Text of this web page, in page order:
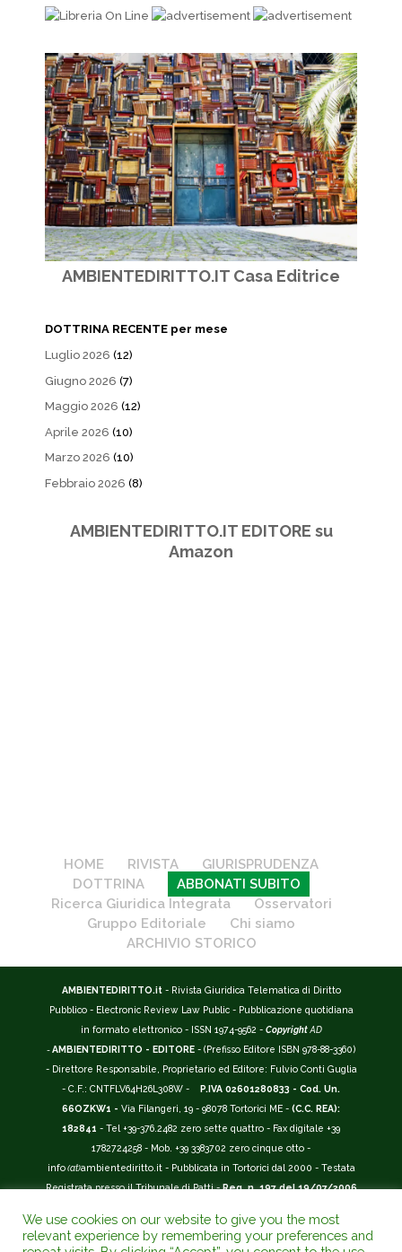
AMBIENTEDIRITTO.IT Casa Editrice
DOTTRINA RECENTE per mese
Luglio 2026 (12)
Giugno 2026 (7)
Maggio 2026 (12)
Aprile 2026 (10)
Marzo 2026 (10)
Febbraio 2026 (8)
AMBIENTEDIRITTO.IT EDITORE su
Amazon
HOME RIVISTA
GIURISPRUDENZA
DOTTRINA
ABBONATI SUBITO
Ricerca Giuridica Integrata
Osservatori
Gruppo Editoriale
Chi siamo
ARCHIVIO STORICO
AMBIENTEDIRITTO.it - Rivista Giuridica Telematica di Diritto
Pubblico - Electronic Review Law Public - Pubblicazione quotidiana
in formato elettronico - ISSN 1974-9562 - Copyright AD
-AMBIENTEDIRITTO - EDITORE - (Prefisso Editore ISBN 978-88-3360)
- Direttore Responsabile, Proprietario ed Editore: Fulvio Conti Guglia
- C.F.: CNTFLV64H26L308W -
P.IVA 02601280833 - Cod. Un.
66OZKW1 - Via Filangeri, 19 - 98078 Tortorici ME - (C.C. REA):
182841 - Tel +39-376.2482 zero sette quattro - Fax digitale +39
1782724258 - Mob. +39 3383702 zero cinque otto -
info(at)ambientediritto.it - Pubblicata in Tortorici dal 2000 - Testata
Registrata presso il Tribunale di Patti -Reg. n. 197 del 19/07/2006
__________
La Rivista Giuridica AMBIENTEDIRITTO.IT ISSN 1974-9562
We use cookies on our website to give you the most
relevant experience by remembering your preferences and